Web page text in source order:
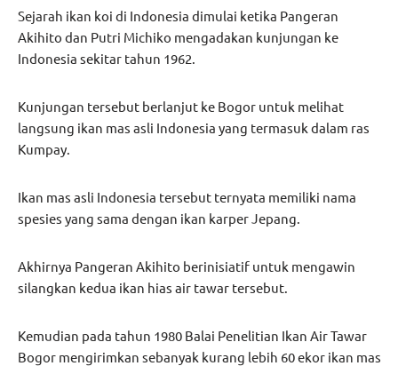
Sejarah ikan koi di Indonesia dimulai ketika Pangeran
Akihito dan Putri Michiko mengadakan kunjungan ke
Indonesia sekitar tahun 1962.
Kunjungan tersebut berlanjut ke Bogor untuk melihat
langsung ikan mas asli Indonesia yang termasuk dalam ras
Kumpay.
Ikan mas asli Indonesia tersebut ternyata memiliki nama
spesies yang sama dengan ikan karper Jepang.
Akhirnya Pangeran Akihito berinisiatif untuk mengawin
silangkan kedua ikan hias air tawar tersebut.
Kemudian pada tahun 1980 Balai Penelitian Ikan Air Tawar
Bogor mengirimkan sebanyak kurang lebih 60 ekor ikan mas